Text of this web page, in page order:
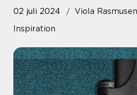
02 juli 2024
Viola Rasmusen
Inspiration